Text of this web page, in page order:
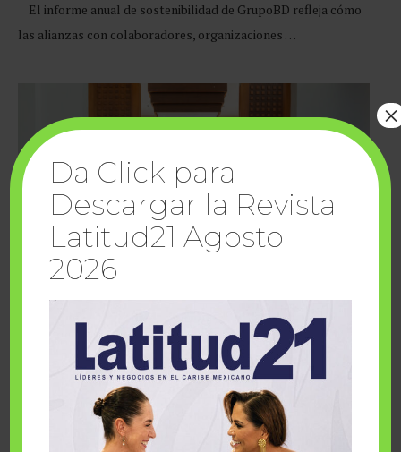
El informe anual de sostenibilidad de GrupoBD refleja cómo
las alianzas con colaboradores, organizaciones …
Cuando la solidaridad inspira; cumplen
sueños Fairmont Mayakoba y Make-A-Wish
Da Click para
Descargar la Revista
Latitud21 Agosto
2026
×